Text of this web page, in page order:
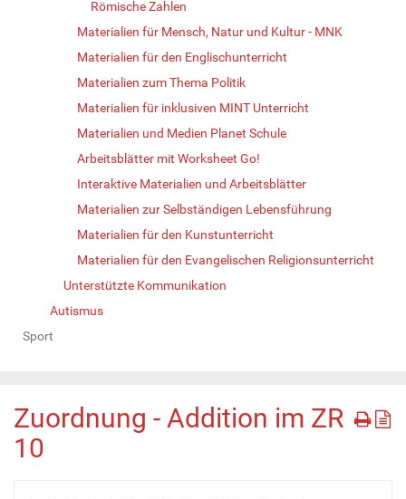
Römische Zahlen
Materialien für Mensch, Natur und Kultur - MNK
Materialien für den Englischunterricht
Materialien zum Thema Politik
Materialien für inklusiven MINT Unterricht
Materialien und Medien Planet Schule
Arbeitsblätter mit Worksheet Go!
Interaktive Materialien und Arbeitsblätter
Materialien zur Selbständigen Lebensführung
Materialien für den Kunstunterricht
Materialien für den Evangelischen Religionsunterricht
Unterstützte Kommunikation
Autismus
Sport
Zuordnung - Addition im ZR
10